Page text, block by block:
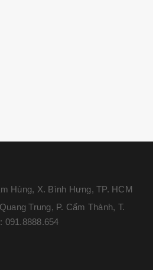
Hùng, X. Bình Hưng, TP. HCM
Trung, P. Cẩm Thành, T.
091.8888.654